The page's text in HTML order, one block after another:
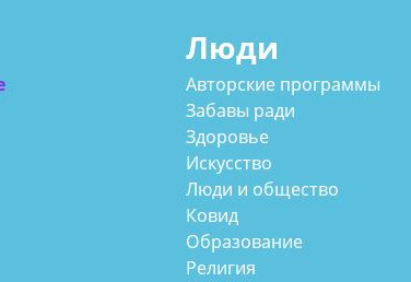
Люди
Авторские программы
Забавы ради
Здоровье
Искусство
Люди и общество
Ковид
Образование
Религия